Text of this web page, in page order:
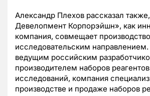
Александр Плехов рассказал
Девелопмент Корпорэйшн», как
компания, совмещает
исследовательским направлением.
ведущим российским
производителем наборов
исследований, компания
производстве и продаже наборов